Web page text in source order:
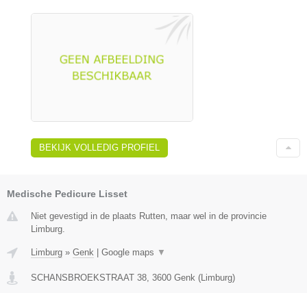
BEKIJK VOLLEDIG PROFIEL
Medische Pedicure Lisset
Niet gevestigd in de plaats Rutten, maar wel in de provincie
Limburg.
Limburg » Genk Google maps ▼
SCHANSBROEKSTRAAT 38, 3600 Genk (Limburg)